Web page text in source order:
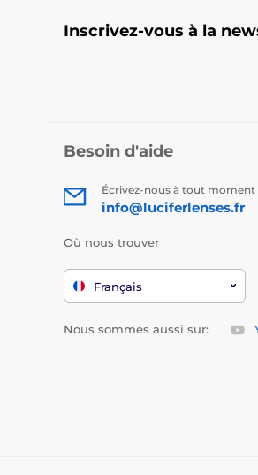
Inscrivez-vous à la
Besoin d'aide
Écrivez-nous à tout moment
info@luciferlenses.fr
Où nous trouver
Français
Nous sommes aussi sur: